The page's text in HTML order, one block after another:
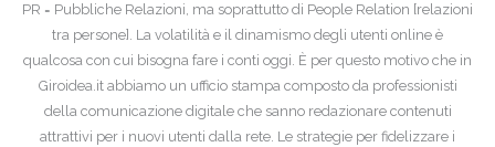
PR = Pubbliche Relazioni, ma soprattutto di People Relation [relazioni
tra persone]. La volatilità e il dinamismo degli utenti online è
qualcosa con cui bisogna fare i conti oggi. È per questo motivo che in
Giroidea.it abbiamo un ufficio stampa composto da professionisti
della comunicazione digitale che sanno redazionare contenuti
attrattivi per i nuovi utenti dalla rete. Le strategie per fidelizzare i